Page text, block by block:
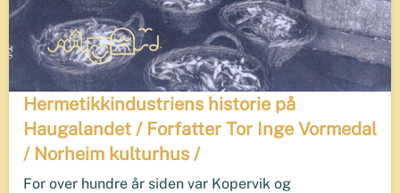
Hermetikkindustriens historie på
Haugalandet / Forfatter Tor Inge Vormedal
/ Norheim kulturhus /
For over hundre år siden var Kopervik og